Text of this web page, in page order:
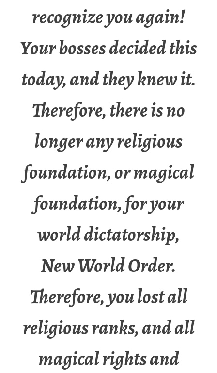
recognize you again!
Your bosses decided this
today, and they knew it.
Therefore, there is no
longer any religious
foundation, or magical
foundation, for your
world dictatorship,
New World Order.
Therefore, you lost all
religious ranks, and all
magical rights and